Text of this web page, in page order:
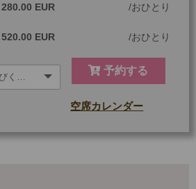
280.00 EUR おひとり
520.00 EUR おひとり
予約する
空席カレンダー